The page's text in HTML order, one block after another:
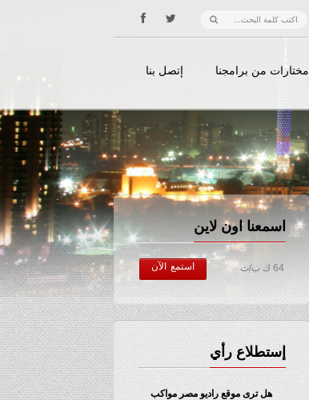
مختارات من برامجنا إتصل بنا
اسمعنا اون لاين
64 ك ب/ث استمع الآن
إستطلاع رأي
هل ترى موقع راديو مصر مواكب